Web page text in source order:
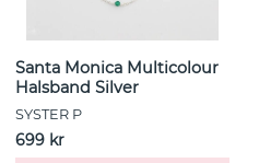
Santa Monica Multicolour
Halsband Silver
SYSTER P
699 kr